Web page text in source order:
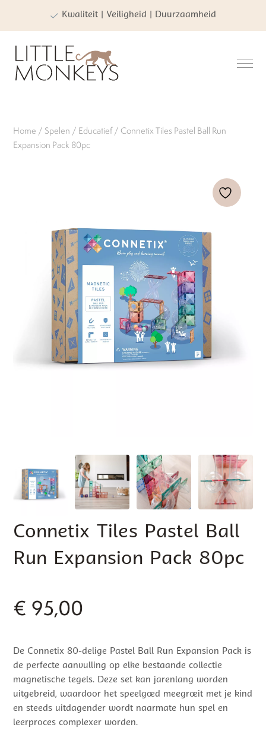
Kwaliteit | Veiligheid | Duurzaamheid
Home /Spelen / Educatief/ Connetix Tiles Pastel Ball Run
Expansion Pack 80pc
Connetix Tiles Pastel Ball
Run Expansion Pack 80pc
€ 95,00
De Connetix 80-delige Pastel Ball Run Expansion Pack is
de perfecte aanvulling op elke bestaande collectie
magnetische tegels. Deze set kan jarenlang worden
uitgebreid, waardoor het speelgoed meegroeit met je kind
en steeds uitdagender wordt naarmate hun spel en
leerproces complexer worden.